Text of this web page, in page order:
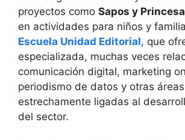
proyectos como Sapos y
en actividades para niños y
Escuela Unidad Editorial, que
especializada, muchas veces
comunicación digital, marketing
periodismo de datos y otras áreas
estrechamente ligadas al
del sector.